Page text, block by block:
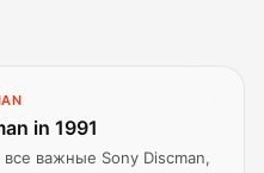
in 1991
важные Sony Discman,